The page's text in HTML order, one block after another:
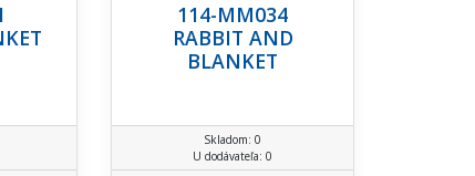
114-MM034
RABBIT AND
BLANKET
Skladom: 0
U dodávateľa: 0